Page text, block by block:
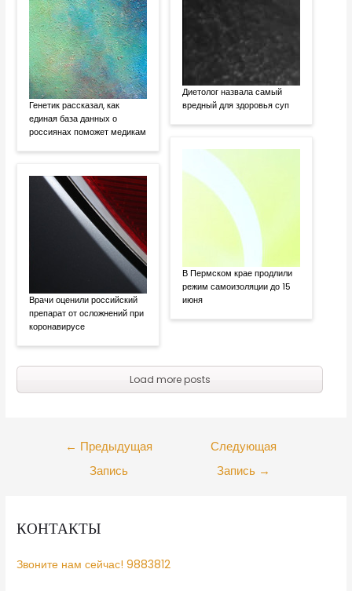
Генетик рассказал, как
единая база данных о
россиянах поможет медикам
Врачи оценили российский
препарат от осложнений при
коронавирусе
Диетолог назвала самый
вредный для здоровья суп
В Пермском крае продлили
режим самоизоляции до 15
июня
Load more posts
← Предыдущая
Запись
Следующая
Запись →
КОНТАКТЫ
Звоните нам сейчас! 9883812